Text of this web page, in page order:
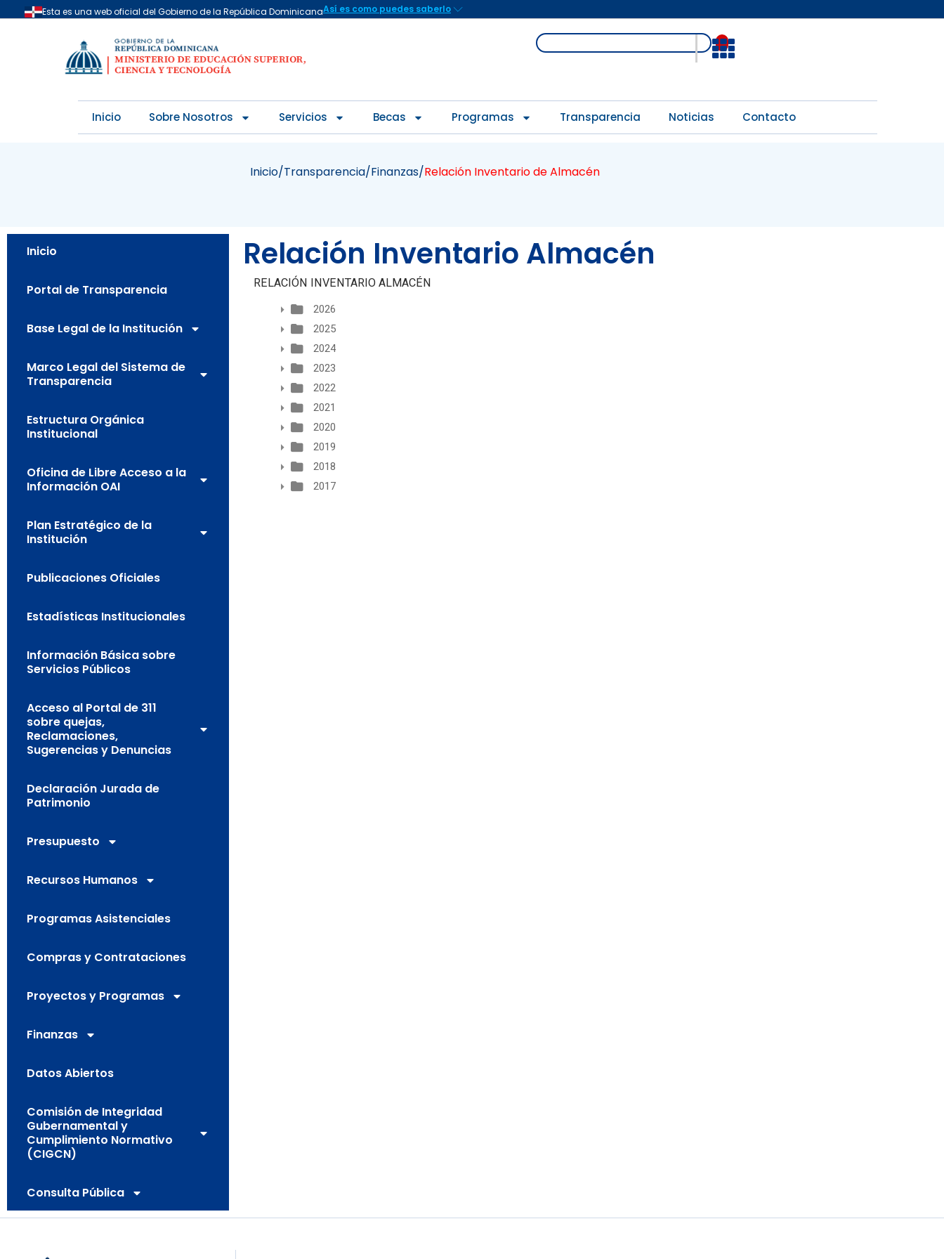
Esta es una web oficial del Gobierno de la República DominicanaAsí es como puedes saberlo
Search
Open
Inicio Sobre Nosotros Servicios Becas Programas Transparencia Noticias Contacto
Inicio
Portal de Transparencia
Base Legal de la Institución
Marco Legal del Sistema de
Transparencia
Estructura Orgánica
Institucional
Oficina de Libre Acceso a la
Información OAI
Plan Estratégico de la
Institución
Publicaciones Oficiales
Estadísticas Institucionales
Información Básica sobre
Servicios Públicos
Acceso al Portal de 311
sobre quejas,
Reclamaciones,
Sugerencias y Denuncias
Declaración Jurada de
Patrimonio
Presupuesto
Recursos Humanos
Programas Asistenciales
Compras y Contrataciones
Proyectos y Programas
Finanzas
Datos Abiertos
Comisión de Integridad
Gubernamental y
Cumplimiento Normativo
(CIGCN)
Consulta Pública
Relación Inventario Almacén
Inicio/Transparencia/Finanzas/Relación Inventario de Almacén
RELACIÓN INVENTARIO ALMACÉN
2026
2025
2024
2023
2022
2021
2020
2019
2018
2017